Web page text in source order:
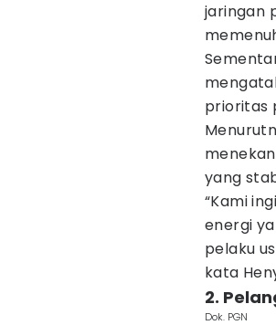
jaringan
prioritas
yang
“Kami
energi
pelaku
kata
2.
Dok. PGN